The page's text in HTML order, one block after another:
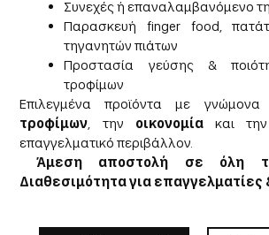
Συνεχές ή επαναλαμβανόμενο
Παρασκευή finger food,
τηγανητών πιάτων
Προστασία γεύσης &
τροφίμων
Επιλεγμένα προϊόντα με
τροφίμων , την οικονομίακαι
επαγγελματικό περιβάλλον.
Άμεση αποστολή σε όλη
Διαθεσιμότητα για επαγγελματίες